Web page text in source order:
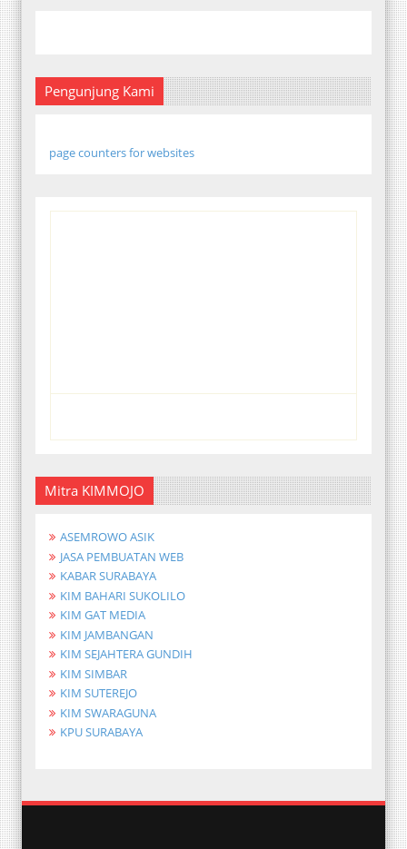
Pengunjung Kami
page counters for websites
Mitra KIMMOJO
ASEMROWO ASIK
JASA PEMBUATAN WEB
KABAR SURABAYA
KIM BAHARI SUKOLILO
KIM GAT MEDIA
KIM JAMBANGAN
KIM SEJAHTERA GUNDIH
KIM SIMBAR
KIM SUTEREJO
KIM SWARAGUNA
KPU SURABAYA